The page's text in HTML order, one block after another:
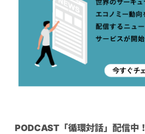
PODCAST「循環対話」配信中！